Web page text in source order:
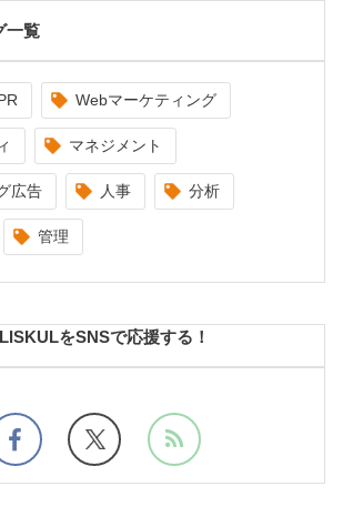
一覧
Webマーケティング
マネジメント
広告 人事 分析
管理
LISKULをSNSで応援する！